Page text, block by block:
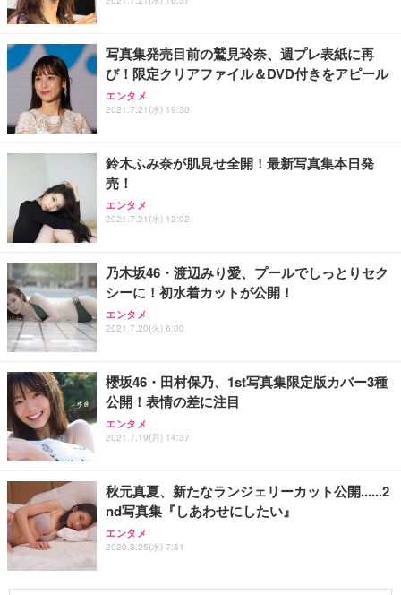
写真集発売目前の鷲見玲奈、週プレ表紙に再
び！限定クリアファイル＆DVD付きをアピール
エンタメ
2021.7.21(水) 19:30
鈴木ふみ奈が肌見せ全開！最新写真集本日発
売！
エンタメ
2021.7.21(水) 12:02
乃木坂46・渡辺みり愛、プールでしっとりセク
シーに！初水着カットが公開！
エンタメ
2021.7.20(火) 6:00
櫻坂46・田村保乃、1st写真集限定版カバー3種
公開！表情の差に注目
エンタメ
2021.7.19(月) 14:37
秋元真夏、新たなランジェリーカット公開......2
nd写真集『しあわせにしたい』
エンタメ
2020.3.25(水) 7:51